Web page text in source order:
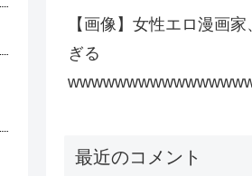
【画像】女性エロ漫画
ぎる
最近のコメント